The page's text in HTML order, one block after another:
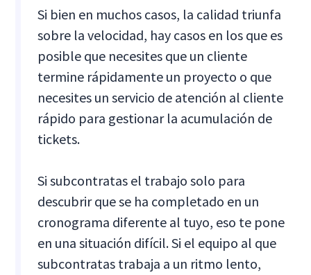
Si bien en muchos casos, la calidad triunfa
sobre la velocidad, hay casos en los que es
posible que necesites que un cliente
termine rápidamente un proyecto o que
necesites un servicio de atención al cliente
rápido para gestionar la acumulación de
tickets.
Si subcontratas el trabajo solo para
descubrir que se ha completado en un
cronograma diferente al tuyo, eso te pone
en una situación difícil. Si el equipo al que
subcontratas trabaja a un ritmo lento,